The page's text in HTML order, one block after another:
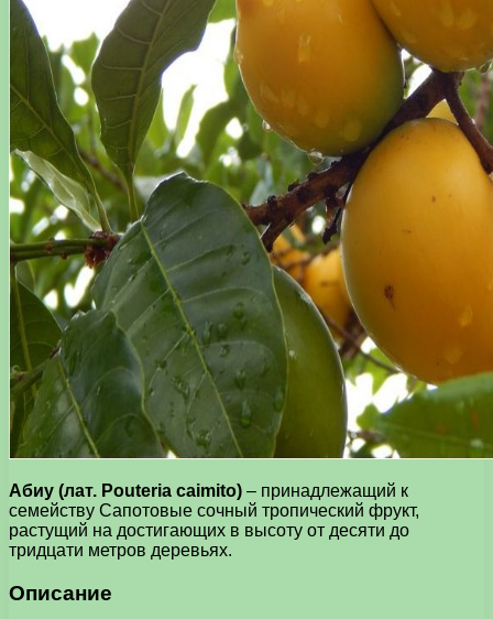
Абиу (лат. Pouteria caimito) – принадлежащий к
семейству Сапотовые сочный тропический фрукт,
растущий на достигающих в высоту от десяти до
тридцати метров деревьях.
Описание